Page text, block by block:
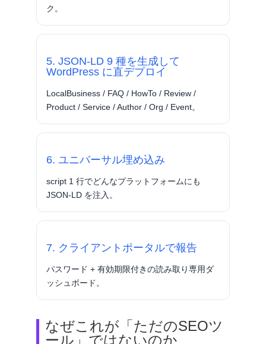
ク。
5. JSON-LD 9 種を生成して
WordPress に直デプロイ
LocalBusiness / FAQ / HowTo / Review /
Product / Service / Author / Org / Event。
6. ユニバーサル埋め込み
script 1 行でどんなプラットフォームにも
JSON-LD を注入。
7. クライアントポータルで報告
パスワード + 有効期限付きの読み取り専用ダ
ッシュボード。
なぜこれが「ただのSEOツ
ール」ではないのか